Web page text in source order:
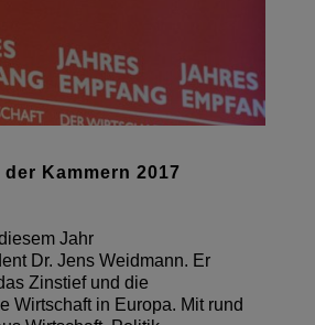
Kammern 2017
Jahr
Dr. Jens Weidmann. Er
Zinstief und die
Wirtschaft in Europa. Mit rund